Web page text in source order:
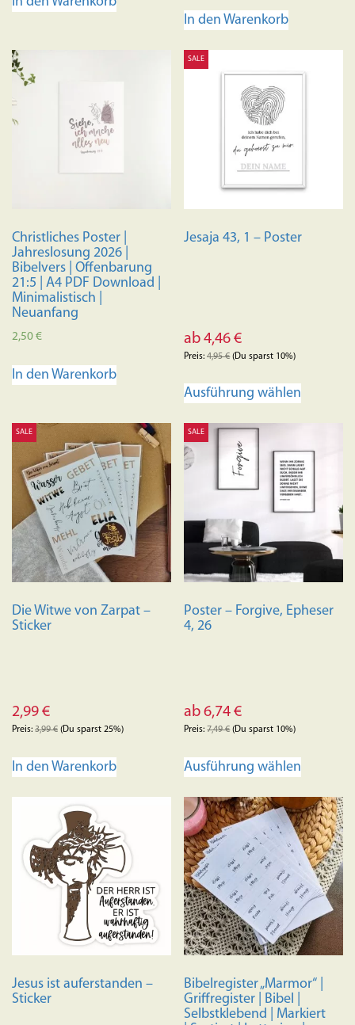
von 5
In den Warenkorb
Christliches Poster |
Jahreslosung 2026 |
Bibelvers | Offenbarung
21:5 | A4 PDF Download |
Minimalistisch |
Neuanfang
2,50€
In den Warenkorb
SALE
Jesaja 43, 1 – Poster
ab4,46€
Preis:4,95€(Du sparst 10%)
Ausführung wählen
auf.
Die
können
der
gewählt
SALE
Die Witwe von Zarpat –
Sticker
2,99 €
Preis: 3,99€ (Du sparst 25%)
In den Warenkorb
SALE
Poster – Forgive, Epheser
4, 26
ab6,74€
Preis:7,49€(Du sparst 10%)
Ausführung wählen
mehrere
auf.
Die
können
auf
der
gewählt
werden
Jesus ist auferstanden –
Sticker
Bibelregister „Marmor“ |
Griffregister | Bibel |
Selbstklebend | Markiert